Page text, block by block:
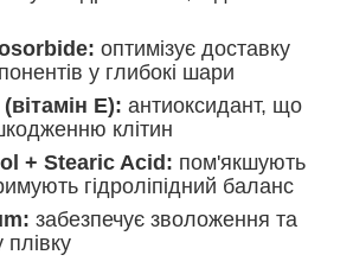
оптимізує доставку
у глибокі шари
Е): антиоксидант, що
клітин
+ Stearic Acid: пом'якшують
гідроліпідний баланс
забезпечує зволоження та
плівку